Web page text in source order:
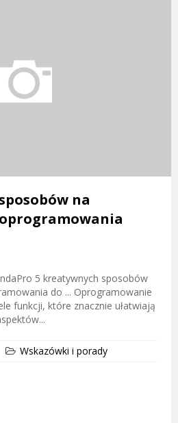
na
5 kreatywnych sposobów
do ... Oprogramowanie
funkcji, które znacznie ułatwiają
Wskazówki i porady